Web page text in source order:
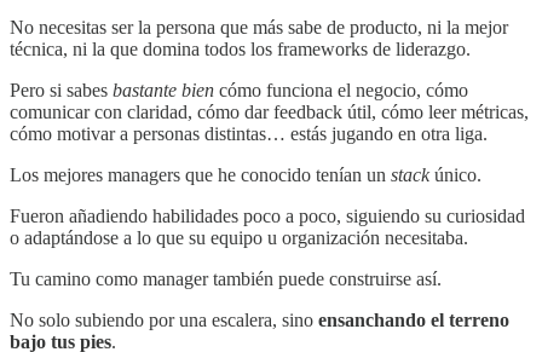
No necesitas ser la persona que más sabe de producto, ni la mejor
técnica, ni la que domina todos los frameworks de liderazgo.
Pero si sabes bastante bien cómo funciona el negocio, cómo
comunicar con claridad, cómo dar feedback útil, cómo leer métricas,
cómo motivar a personas distintas… estás jugando en otra liga.
Los mejores managers que he conocido tenían un stackúnico.
Fueron añadiendo habilidades poco a poco, siguiendo su curiosidad
o adaptándose a lo que su equipo u organización necesitaba.
Tu camino como manager también puede construirse así.
No solo subiendo por una escalera, sino ensanchando el terreno
bajo tus pies.